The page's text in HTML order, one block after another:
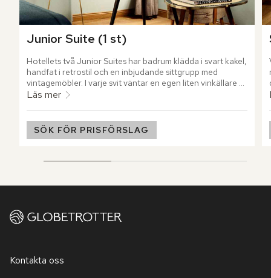
Junior Suite (1 st)
Hotellets två Junior Suites har badrum klädda i svart kakel,
handfat i retrostil och en inbjudande sittgrupp med
vintagemöbler. I varje svit väntar en egen liten vinkällare
med italienska och internationella viner, vilket gör
Läs mer
SÖK FÖR PRISFÖRSLAG
Kontakta oss